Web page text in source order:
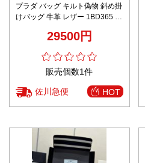
プラダ バッグ キルト偽物 斜め掛
けバッグ 牛革 レザー 1BD365 杏
29500円
販売個数1件
佐川急便 HOT